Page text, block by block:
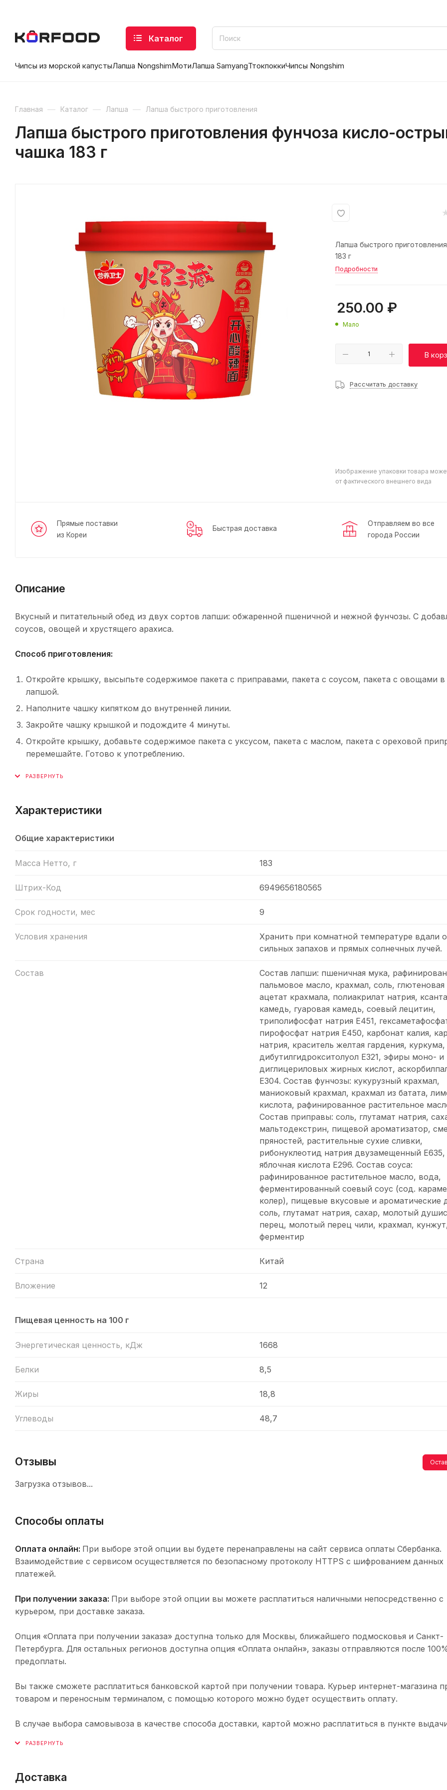
Каталог
Чипсы из морской капустыЛапша NongshimМотиЛапша SamyangТтокпоккиЧипсы Nongshim
Главная — Каталог — Лапша — Лапша быстрого приготовления
Лапша быстрого приготовления фунчоза кисло-
чашка 183 г
Лапша быстрого
183 г
Подробности
250.00 ₽
Мало
В
Рассчитать доставку
Изображение упаковки товара
от фактического внешнего вида
Прямые поставки
из Кореи
Быстрая доставка
Отправляем во все
города России
Описание
Вкусный и питательный обед из двух сортов лапши: обжаренной пшеничной и нежной фунчозы. С
соусов, овощей и хрустящего арахиса.
Способ приготовления:
Откройте крышку, высыпьте содержимое пакета с приправами, пакета с соусом, пакета с овощами в
лапшой.
Наполните чашку кипятком до внутренней линии.
Закройте чашку крышкой и подождите 4 минуты.
Откройте крышку, добавьте содержимое пакета с уксусом, пакета с маслом, пакета с ореховой
перемешайте. Готово к употреблению.
Характеристики
Общие характеристики
Масса Нетто, г 183
Штрих-Код 6949656180565
Срок годности, мес 9
Условия хранения
Хранить при комнатной температуре вдали
сильных запахов и прямых солнечных лучей.
Состав
Состав лапши: пшеничная мука,
пальмовое масло, крахмал, соль, глютеновая
ацетат крахмала, полиакрилат натрия,
камедь, гуаровая камедь, соевый лецитин,
триполифосфат натрия Е451,
пирофосфат натрия Е450, карбонат калия,
натрия, краситель желтая гардения, куркума,
дибутилгидрокситолуол Е321, эфиры моно- и
диглицериловых жирных кислот,
Е304. Состав фунчозы: кукурузный крахмал,
маниоковый крахмал, крахмал из батата,
кислота, рафинированное растительное
Состав приправы: соль, глутамат натрия,
мальтодекстрин, пищевой ароматизатор,
пряностей, растительные сухие сливки,
рибонуклеотид натрия двузамещенный Е635,
яблочная кислота Е296. Состав соуса:
рафинированное растительное масло, вода,
ферментированный соевый соус (сод.
колер), пищевые вкусовые и ароматические
соль, глутамат натрия, сахар, молотый
перец, молотый перец чили, крахмал,
ферментир
Страна Китай
Вложение 12
Пищевая ценность на 100 г
Энергетическая ценность, кДж 1668
Белки 8,5
Жиры 18,8
Углеводы 48,7
Отзывы
Загрузка отзывов...
Способы оплаты
Оплата онлайн: При выборе этой опции вы будете перенаправлены на сайт сервиса оплаты Сбербанка.
Взаимодействие с сервисом осуществляется по безопасному протоколу HTTPS с шифрованием данных
платежей.
При получении заказа: При выборе этой опции вы можете расплатиться наличными непосредственно с
курьером, при доставке заказа.
Опция «Оплата при получении заказа» доступна только для Москвы, ближайшего подмосковья и Санкт-
Петербурга. Для остальных регионов доступна опция «Оплата онлайн», заказы отправляются после
предоплаты.
Вы также сможете расплатиться банковской картой при получении товара. Курьер интернет-магазина
товаром и переносным терминалом, с помощью которого можно будет осуществить оплату.
В случае выбора самовывоза в качестве способа доставки, картой можно расплатиться в пункте
Доставка